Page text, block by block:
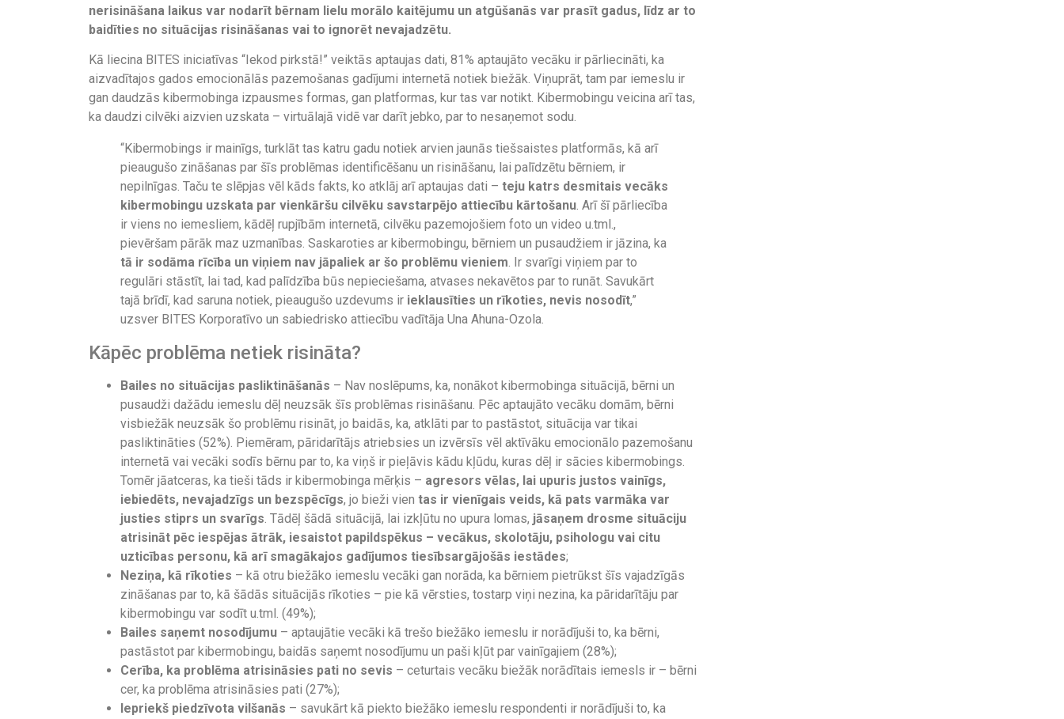
nerisināšana laikus var nodarīt bērnam lielu morālo kaitējumu un atgūšanās var prasīt gadus, līdz ar to
baidīties no situācijas risināšanas vai to ignorēt nevajadzētu.
Kā liecina BITES iniciatīvas “Iekod pirkstā!” veiktās aptaujas dati, 81% aptaujāto vecāku ir pārliecināti, ka
aizvadītajos gados emocionālās pazemošanas gadījumi internetā notiek biežāk. Viņuprāt, tam par iemeslu ir
gan daudzās kibermobinga izpausmes formas, gan platformas, kur tas var notikt. Kibermobingu veicina arī tas,
ka daudzi cilvēki aizvien uzskata – virtuālajā vidē var darīt jebko, par to nesaņemot sodu.
“Kibermobings ir mainīgs, turklāt tas katru gadu notiek arvien jaunās tiešsaistes platformās, kā arī
pieaugušo zināšanas par šīs problēmas identificēšanu un risināšanu, lai palīdzētu bērniem, ir
nepilnīgas. Taču te slēpjas vēl kāds fakts, ko atklāj arī aptaujas dati – teju katrs desmitais vecāks
kibermobingu uzskata par vienkāršu cilvēku savstarpējo attiecību kārtošanu. Arī šī pārliecība
ir viens no iemesliem, kādēļ rupjībām internetā, cilvēku pazemojošiem foto un video u.tml.,
pievēršam pārāk maz uzmanības. Saskaroties ar kibermobingu, bērniem un pusaudžiem ir jāzina, ka
tā ir sodāma rīcība un viņiem nav jāpaliek ar šo problēmu vieniem. Ir svarīgi viņiem par to
regulāri stāstīt, lai tad, kad palīdzība būs nepieciešama, atvases nekavētos par to runāt. Savukārt
tajā brīdī, kad saruna notiek, pieaugušo uzdevums ir ieklausīties un rīkoties, nevis nosodīt,”
uzsver BITES Korporatīvo un sabiedrisko attiecību vadītāja Una Ahuna-Ozola.
Kāpēc problēma netiek risināta?
Bailes no situācijas pasliktināšanās – Nav noslēpums, ka, nonākot kibermobinga situācijā, bērni un
pusaudži dažādu iemeslu dēļ neuzsāk šīs problēmas risināšanu. Pēc aptaujāto vecāku domām, bērni
visbiežāk neuzsāk šo problēmu risināt, jo baidās, ka, atklāti par to pastāstot, situācija var tikai
pasliktināties (52%). Piemēram, pāridarītājs atriebsies un izvērsīs vēl aktīvāku emocionālo pazemošanu
internetā vai vecāki sodīs bērnu par to, ka viņš ir pieļāvis kādu kļūdu, kuras dēļ ir sācies kibermobings.
Tomēr jāatceras, ka tieši tāds ir kibermobinga mērķis – agresors vēlas, lai upuris justos vainīgs,
iebiedēts, nevajadzīgs un bezspēcīgs, jo bieži vien tas ir vienīgais veids, kā pats varmāka var
justies stiprs un svarīgs. Tādēļ šādā situācijā, lai izkļūtu no upura lomas, jāsaņem drosme situāciju
atrisināt pēc iespējas ātrāk, iesaistot papildspēkus – vecākus, skolotāju, psihologu vai citu
uzticības personu, kā arī smagākajos gadījumos tiesībsargājošās iestādes;
Neziņa, kā rīkoties – kā otru biežāko iemeslu vecāki gan norāda, ka bērniem pietrūkst šīs vajadzīgās
zināšanas par to, kā šādās situācijās rīkoties – pie kā vērsties, tostarp viņi nezina, ka pāridarītāju par
kibermobingu var sodīt u.tml. (49%);
Bailes saņemt nosodījumu – aptaujātie vecāki kā trešo biežāko iemeslu ir norādījuši to, ka bērni,
pastāstot par kibermobingu, baidās saņemt nosodījumu un paši kļūt par vainīgajiem (28%);
Cerība, ka problēma atrisināsies pati no sevis – ceturtais vecāku biežāk norādītais iemesls ir – bērni
cer, ka problēma atrisināsies pati (27%);
Iepriekš piedzīvota vilšanās – savukārt kā piekto biežāko iemeslu respondenti ir norādījuši to, ka